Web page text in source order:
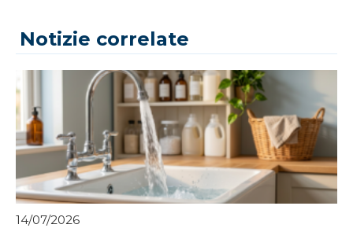
Notizie correlate
14/07/2026